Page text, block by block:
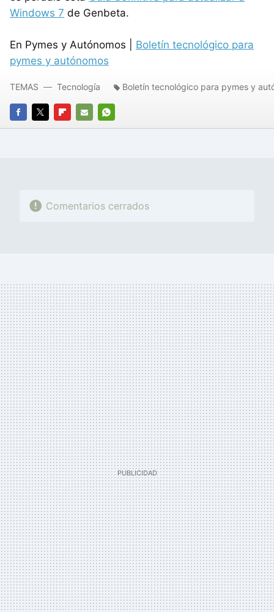
Windows 7 de Genbeta.
En Pymes y Autónomos | Boletín tecnológico para
pymes y autónomos
FACEBOOK
TWITTERFLIPBOARD
E-
WHATSAPP
TEMAS Tecnología Boletín tecnológico para pymes y
Comentarios cerrados